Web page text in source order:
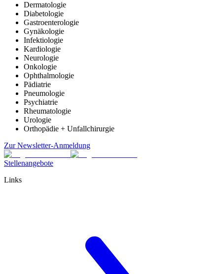
Dermatologie
Diabetologie
Gastroenterologie
Gynäkologie
Infektiologie
Kardiologie
Neurologie
Onkologie
Ophthalmologie
Pädiatrie
Pneumologie
Psychiatrie
Rheumatologie
Urologie
Orthopädie + Unfallchirurgie
Zur Newsletter-Anmeldung
Stellenangebote
Links